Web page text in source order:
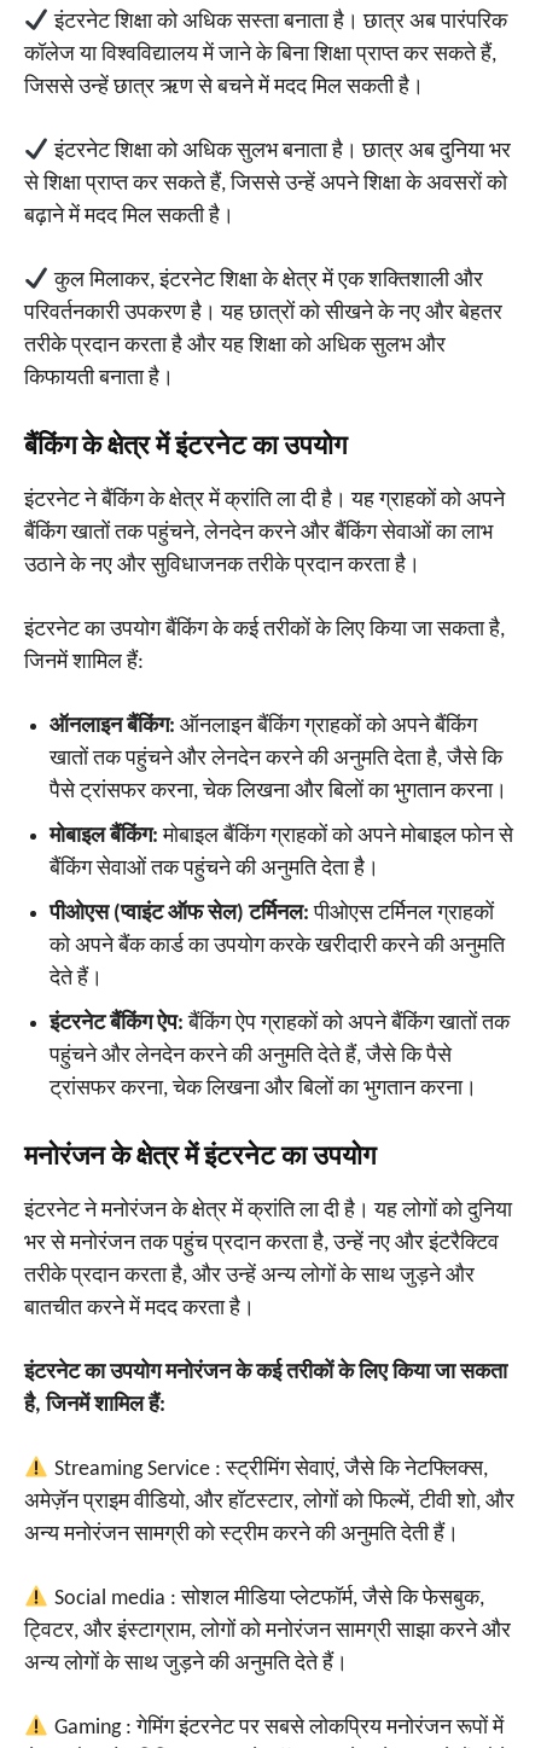
इंटरनेट शिक्षा को अधिक सस्ता बनाता है। छात्र अब पारंपरिक
कॉलेज या विश्वविद्यालय में जाने के बिना शिक्षा प्राप्त कर सकते हैं,
जिससे उन्हें छात्र ऋण से बचने में मदद मिल सकती है।
इंटरनेट शिक्षा को अधिक सुलभ बनाता है। छात्र अब दुनिया भर
से शिक्षा प्राप्त कर सकते हैं, जिससे उन्हें अपने शिक्षा के अवसरों को
बढ़ाने में मदद मिल सकती है।
कुल मिलाकर, इंटरनेट शिक्षा के क्षेत्र में एक शक्तिशाली और
परिवर्तनकारी उपकरण है। यह छात्रों को सीखने के नए और बेहतर
तरीके प्रदान करता है और यह शिक्षा को अधिक सुलभ और
किफायती बनाता है।
बैंकिंग के क्षेत्र में इंटरनेट का उपयोग
इंटरनेट ने बैंकिंग के क्षेत्र में क्रांति ला दी है। यह ग्राहकों को अपने
बैंकिंग खातों तक पहुंचने, लेनदेन करने और बैंकिंग सेवाओं का लाभ
उठाने के नए और सुविधाजनक तरीके प्रदान करता है।
इंटरनेट का उपयोग बैंकिंग के कई तरीकों के लिए किया जा सकता है,
जिनमें शामिल हैं:
ऑनलाइन बैंकिंग: ऑनलाइन बैंकिंग ग्राहकों को अपने बैंकिंग
खातों तक पहुंचने और लेनदेन करने की अनुमति देता है, जैसे कि
पैसे ट्रांसफर करना, चेक लिखना और बिलों का भुगतान करना।
मोबाइल बैंकिंग: मोबाइल बैंकिंग ग्राहकों को अपने मोबाइल फोन से
बैंकिंग सेवाओं तक पहुंचने की अनुमति देता है।
पीओएस (प्वाइंट ऑफ सेल) टर्मिनल: पीओएस टर्मिनल ग्राहकों
को अपने बैंक कार्ड का उपयोग करके खरीदारी करने की अनुमति
देते हैं।
इंटरनेट बैंकिंग ऐप: बैंकिंग ऐप ग्राहकों को अपने बैंकिंग खातों तक
पहुंचने और लेनदेन करने की अनुमति देते हैं, जैसे कि पैसे
ट्रांसफर करना, चेक लिखना और बिलों का भुगतान करना।
मनोरंजन के क्षेत्र में इंटरनेट का उपयोग
इंटरनेट ने मनोरंजन के क्षेत्र में क्रांति ला दी है। यह लोगों को दुनिया
भर से मनोरंजन तक पहुंच प्रदान करता है, उन्हें नए और इंटरैक्टिव
तरीके प्रदान करता है, और उन्हें अन्य लोगों के साथ जुड़ने और
बातचीत करने में मदद करता है।
इंटरनेट का उपयोग मनोरंजन के कई तरीकों के लिए किया जा सकता
है, जिनमें शामिल हैं:
Streaming Service : स्ट्रीमिंग सेवाएं, जैसे कि नेटफ्लिक्स,
अमेज़ॅन प्राइम वीडियो, और हॉटस्टार, लोगों को फिल्में, टीवी शो, और
अन्य मनोरंजन सामग्री को स्ट्रीम करने की अनुमति देती हैं।
Social media : सोशल मीडिया प्लेटफॉर्म, जैसे कि फेसबुक,
ट्विटर, और इंस्टाग्राम, लोगों को मनोरंजन सामग्री साझा करने और
अन्य लोगों के साथ जुड़ने की अनुमति देते हैं।
Gaming : गेमिंग इंटरनेट पर सबसे लोकप्रिय मनोरंजन रूपों में